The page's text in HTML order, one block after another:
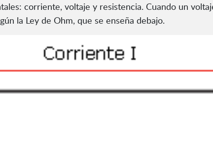
corriente, voltaje y resistencia. Cuando un
la Ley de Ohm, que se enseña debajo.